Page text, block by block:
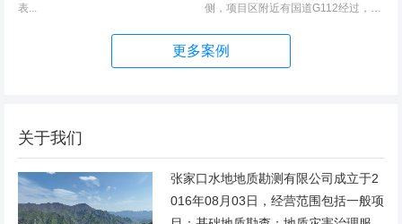
表...
侧，项目区附近有国道G112经过，交
位置优越。项目地理位置图见附图1。
项目总占地面积14.82hm2,...
更多案例
关于我们
张家口水地地质勘测有限公司成立于2
016年08月03日，经营范围包括一般项